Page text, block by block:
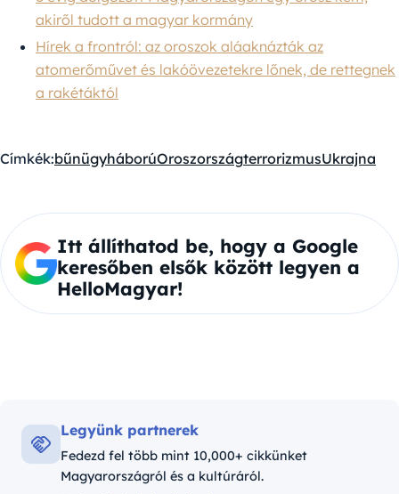
akiről tudott a magyar kormány
Hírek a frontról: az oroszok aláaknázták az
atomerőművet és lakóövezetekre lőnek, de rettegnek
a rakétáktól
Címkék:bűnügyháborúOroszországterrorizmusUkrajna
Itt állíthatod be, hogy a Google
keresőben elsők között legyen a
HelloMagyar!
Legyünk partnerek
Fedezd fel több mint 10,000+ cikkünket
Magyarországról és a kultúráról.